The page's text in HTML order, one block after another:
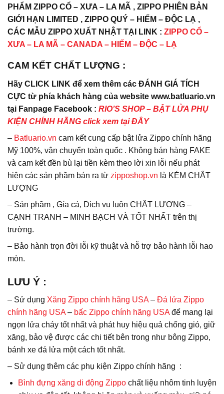
PHẨM ZIPPO CỔ – XƯA – LA MÃ , ZIPPO PHIÊN BẢN
GIỚI HẠN LIMITED , ZIPPO QUÝ – HIẾM – ĐỘC LẠ ,
CÁC MẪU ZIPPO XUẤT NHẬT TẠI LINK : ZIPPO CỔ –
XƯA – LA MÃ – CANADA – HIẾM – ĐỘC – LẠ
CAM KẾT CHẤT LƯỢNG :
Hãy CLICK LINK để xem thêm các ĐÁNH GIÁ TÍCH
CỰC từ phía khách hàng của website www.batluario.vn
tại Fanpage Facebook : RIO’S SHOP – BẬT LỬA PHỤ
KIỆN CHÍNH HÃNG click xem tại ĐÂY
– Batluario.vn cam kết cung cấp bật lửa Zippo chính hãng
Mỹ 100%, vận chuyển toàn quốc . Không bán hàng FAKE
và cam kết đền bù lại tiền kèm theo lời xin lỗi nếu phát
hiện các sản phầm bán ra từ zipposhop.vn là KÉM CHẤT
LƯỢNG
– Sản phầm , Gía cả, Dịch vụ luôn CHẤT LƯỢNG –
CẠNH TRANH – MINH BẠCH VÀ TỐT NHẤT trên thị
trường.
– Bảo hành trọn đời lỗi kỹ thuật và hỗ trợ bảo hành lỗi hao
mòn.
LƯU Ý :
– Sử dụng Xăng Zippo chính hãng USA– Đá lửa Zippo
chính hãng USA– bấc Zippo chính hãng USAđể mang lại
ngọn lửa cháy tốt nhất và phát huy hiệu quả chống gió, giữ
xăng, bảo vệ được các chi tiết bên trong như bông Zippo,
bánh xe đá lửa một cách tốt nhất.
– Sử dụng thêm các phụ kiện Zippo chính hãng :
Bình đựng xăng di động Zippochất liệu nhôm tinh luyện